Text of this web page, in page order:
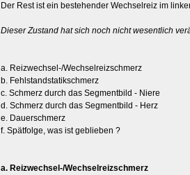
Der Rest ist ein bestehender Wechselreiz im
Dieser Zustand hat sich noch nicht wesentlich
a. Reizwechsel-/Wechselreizschmerz
b. Fehlstandstatikschmerz
c. Schmerz durch das Segmentbild - Niere
d. Schmerz durch das Segmentbild - Herz
e. Dauerschmerz
f. Spätfolge, was ist geblieben ?
a. Reizwechsel-/Wechselreizschmerz